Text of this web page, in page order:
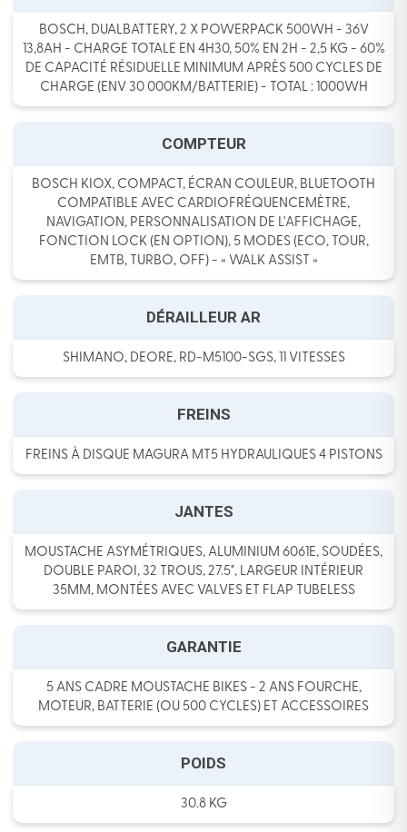
BOSCH, DUALBATTERY, 2 X POWERPACK 500WH - 36V
13,8AH - CHARGE TOTALE EN 4H30, 50% EN 2H - 2,5 KG - 60%
DE CAPACITÉ RÉSIDUELLE MINIMUM APRÈS 500 CYCLES DE
CHARGE (ENV 30 000KM/BATTERIE) - TOTAL : 1000WH
COMPTEUR
BOSCH KIOX, COMPACT, ÉCRAN COULEUR, BLUETOOTH
COMPATIBLE AVEC CARDIOFRÉQUENCEMÈTRE,
NAVIGATION, PERSONNALISATION DE L'AFFICHAGE,
FONCTION LOCK (EN OPTION), 5 MODES (ECO, TOUR,
EMTB, TURBO, OFF) - « WALK ASSIST »
DÉRAILLEUR AR
SHIMANO, DEORE, RD-M5100-SGS, 11 VITESSES
FREINS
FREINS À DISQUE MAGURA MT5 HYDRAULIQUES 4 PISTONS
JANTES
MOUSTACHE ASYMÉTRIQUES, ALUMINIUM 6061E, SOUDÉES,
DOUBLE PAROI, 32 TROUS, 27.5", LARGEUR INTÉRIEUR
35MM, MONTÉES AVEC VALVES ET FLAP TUBELESS
GARANTIE
5 ANS CADRE MOUSTACHE BIKES - 2 ANS FOURCHE,
MOTEUR, BATTERIE (OU 500 CYCLES) ET ACCESSOIRES
POIDS
30.8 KG